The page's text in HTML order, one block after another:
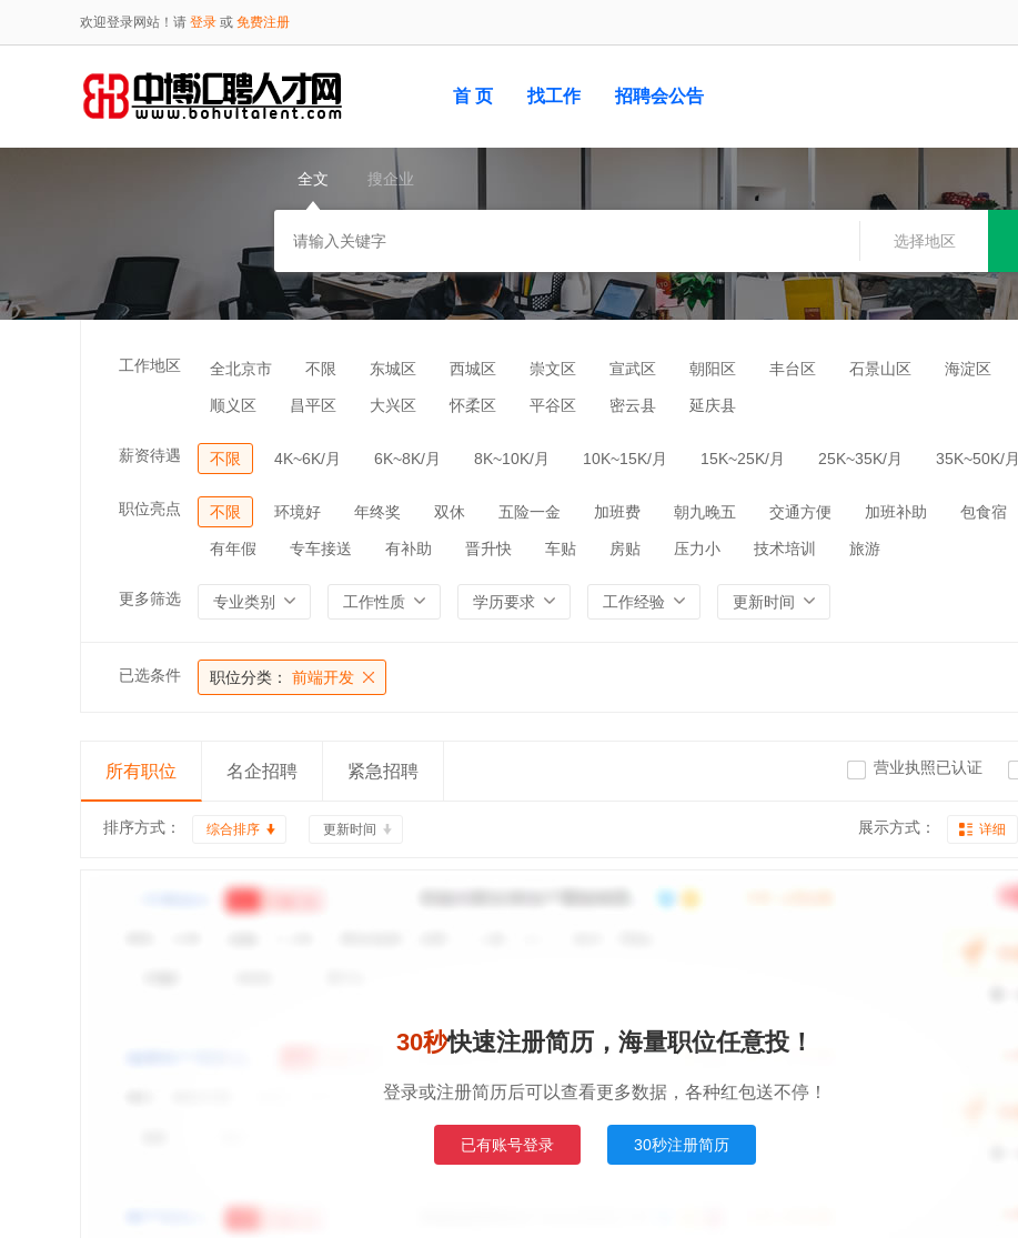
欢迎登录网站！请 登录 或 免费注册
首 页 找工作 招聘会公告
全文 搜企业
选择地区
工作地区 全北京市 不限 东城区 西城区 崇文区 宣武区 朝阳区 丰台区 石景山区 海淀区
顺义区 昌平区 大兴区 怀柔区 平谷区 密云县 延庆县
薪资待遇 不限 4K~6K/月 6K~8K/月 8K~10K/月 10K~15K/月 15K~25K/月 25K~35K/月 35K~50K/月
职位亮点 不限 环境好 年终奖 双休 五险一金 加班费 朝九晚五 交通方便 加班补助 包食宿
有年假 专车接送 有补助 晋升快 车贴 房贴 压力小 技术培训 旅游
更多筛选 专业类别 工作性质 学历要求 工作经验 更新时间
已选条件 职位分类： 前端开发
所有职位 名企招聘 紧急招聘 营业执照已认证
排序方式： 综合排序 更新时间 展示方式： 详细
30秒快速注册简历，海量职位任意投！
登录或注册简历后可以查看更多数据，各种红包送不停！
已有账号登录 30秒注册简历